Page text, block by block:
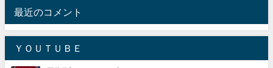
最近のコメント
ＹＯＵＴＵＢＥ